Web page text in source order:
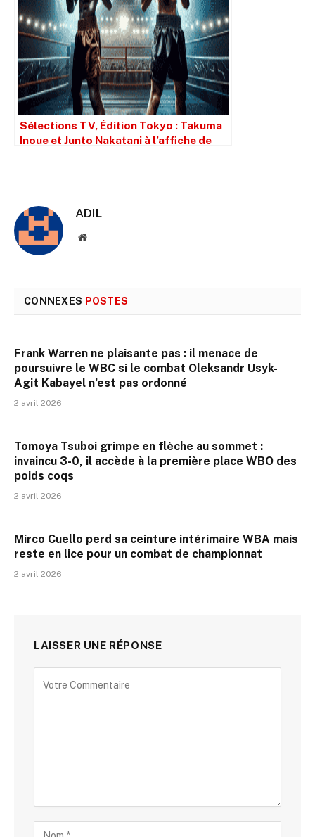
Sélections TV, Édition Tokyo : Takuma
Inoue et Junto Nakatani à l’affiche de
ADIL
Site
CONNEXES POSTES
Frank Warren ne plaisante pas : il menace de
poursuivre le WBC si le combat Oleksandr Usyk-
Agit Kabayel n’est pas ordonné
2 avril 2026
Tomoya Tsuboi grimpe en flèche au sommet :
invaincu 3-0, il accède à la première place WBO des
poids coqs
2 avril 2026
Mirco Cuello perd sa ceinture intérimaire WBA mais
reste en lice pour un combat de championnat
2 avril 2026
LAISSER UNE RÉPONSE